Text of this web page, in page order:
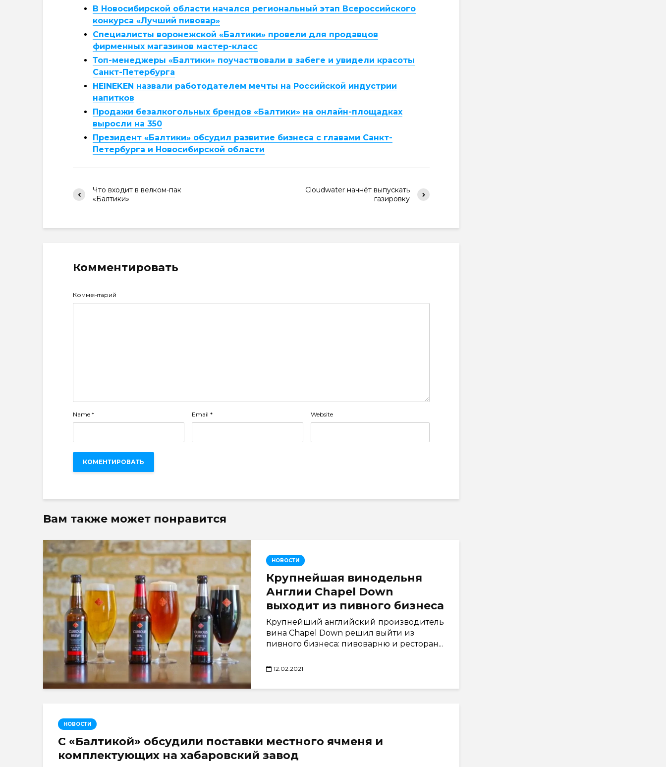
В Новосибирской области начался региональный этап Всероссийского
конкурса «Лучший пивовар»
Специалисты воронежской «Балтики» провели для продавцов
фирменных магазинов мастер-класс
Топ-менеджеры «Балтики» поучаствовали в забеге и увидели красоты
Санкт-Петербурга
HEINEKEN назвали работодателем мечты на Российской индустрии
напитков
Продажи безалкогольных брендов «Балтики» на онлайн-площадках
выросли на 350
Президент «Балтики» обсудил развитие бизнеса с главами Санкт-
Петербурга и Новосибирской области
Что входит в велком-пак
«Балтики»
Cloudwater начнёт выпускать
газировку
Комментировать
Комментарий
Name * Email * Website
Вам также может понравится
НОВОСТИ
Крупнейшая винодельня
Англии Chapel Down
выходит из пивного бизнеса
Крупнейший английский производитель
вина Chapel Down решил выйти из
пивного бизнеса: пивоварню и ресторан...
12.02.2021
НОВОСТИ
С «Балтикой» обсудили поставки местного ячменя и
комплектующих на хабаровский завод